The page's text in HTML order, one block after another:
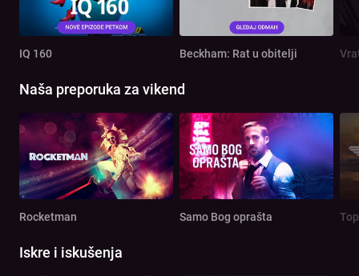
IQ 160 Beckham: Rat u obitelji
Naša preporuka za vikend
Rocketman Samo Bog oprašta
Iskre i iskušenja